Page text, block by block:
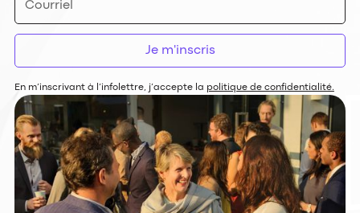
En m’inscrivant à l’infolettre, j’accepte la politique de confidentialité.